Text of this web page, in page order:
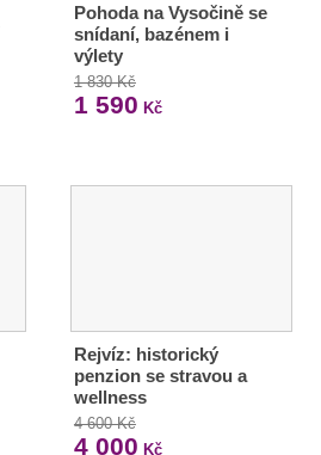
Pohoda na Vysočině se
snídaní, bazénem i
výlety
1 830 Kč
1 590 Kč
Rejvíz: historický
penzion se stravou a
wellness
4 600 Kč
4 000 Kč